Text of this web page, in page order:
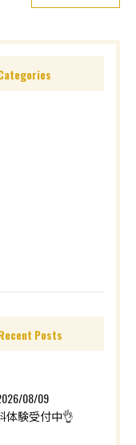
Posts
08/09
体験受付中👌